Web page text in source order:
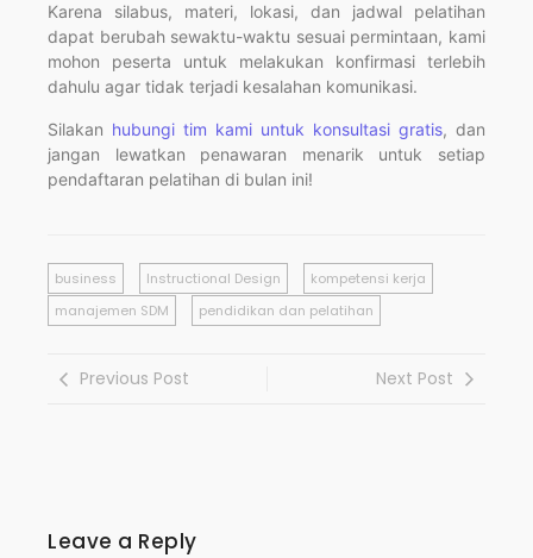
Karena silabus, materi, lokasi, dan jadwal pelatihan
dapat berubah sewaktu-waktu sesuai permintaan, kami
mohon peserta untuk melakukan konfirmasi terlebih
dahulu agar tidak terjadi kesalahan komunikasi.
Silakan hubungi tim kami untuk konsultasi gratis, dan
jangan lewatkan penawaran menarik untuk setiap
pendaftaran pelatihan di bulan ini!
business Instructional Design
kompetensi kerja
manajemen SDM
pendidikan dan pelatihan
Previous Post Next Post
Leave a Reply